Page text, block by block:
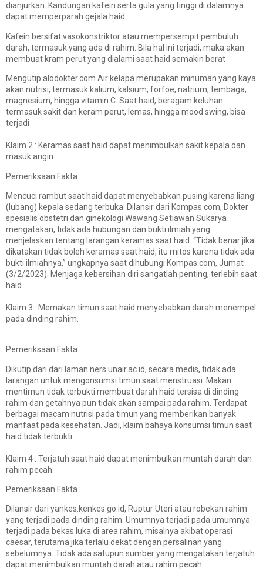
dianjurkan. Kandungan kafein serta gula yang tinggi di dalamnya
dapat memperparah gejala haid.
Kafein bersifat vasokonstriktor atau mempersempit pembuluh
darah, termasuk yang ada di rahim. Bila hal ini terjadi, maka akan
membuat kram perut yang dialami saat haid semakin berat
Mengutip alodokter.com Air kelapa merupakan minuman yang kaya
akan nutrisi, termasuk kalium, kalsium, forfoe, natrium, tembaga,
magnesium, hingga vitamin C. Saat haid, beragam keluhan
termasuk sakit dan keram perut, lemas, hingga mood swing, bisa
terjadi
Klaim 2 : Keramas saat haid dapat menimbulkan sakit kepala dan
masuk angin.
Pemeriksaan Fakta :
Mencuci rambut saat haid dapat menyebabkan pusing karena liang
(lubang) kepala sedang terbuka. Dilansir dari Kompas.com, Dokter
spesialis obstetri dan ginekologi Wawang Setiawan Sukarya
mengatakan, tidak ada hubungan dan bukti ilmiah yang
menjelaskan tentang larangan keramas saat haid. “Tidak benar jika
dikatakan tidak boleh keramas saat haid, itu mitos karena tidak ada
bukti ilmiahnya,” ungkapnya saat dihubungi Kompas.com, Jumat
(3/2/2023). Menjaga kebersihan diri sangatlah penting, terlebih saat
haid.
Klaim 3 : Memakan timun saat haid menyebabkan darah menempel
pada dinding rahim.
Pemeriksaan Fakta :
Dikutip dari dari laman ners.unair.ac.id, secara medis, tidak ada
larangan untuk mengonsumsi timun saat menstruasi. Makan
mentimun tidak terbukti membuat darah haid tersisa di dinding
rahim dan getahnya pun tidak akan sampai pada rahim. Terdapat
berbagai macam nutrisi pada timun yang memberikan banyak
manfaat pada kesehatan. Jadi, klaim bahaya konsumsi timun saat
haid tidak terbukti.
Klaim 4 : Terjatuh saat haid dapat menimbulkan muntah darah dan
rahim pecah.
Pemeriksaan Fakta :
Dilansir dari yankes.kenkes.go.id, Ruptur Uteri atau robekan rahim
yang terjadi pada dinding rahim. Umumnya terjadi pada umumnya
terjadi pada bekas luka di area rahim, misalnya akibat operasi
caesar, terutama jika terlalu dekat dengan persalinan yang
sebelumnya. Tidak ada satupun sumber yang mengatakan terjatuh
dapat menimbulkan muntah darah atau rahim pecah.